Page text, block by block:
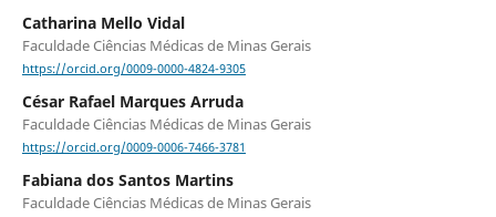
Catharina Mello Vidal
Faculdade Ciências Médicas de Minas Gerais
https://orcid.org/0009-0000-4824-9305
César Rafael Marques Arruda
Faculdade Ciências Médicas de Minas Gerais
https://orcid.org/0009-0006-7466-3781
Fabiana dos Santos Martins
Faculdade Ciências Médicas de Minas Gerais